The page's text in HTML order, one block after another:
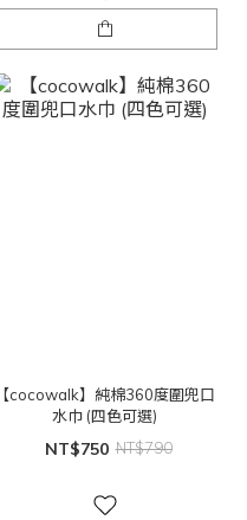
【cocowalk】純棉360度圍兜口
水巾 (四色可選)
NT$750 NT$790